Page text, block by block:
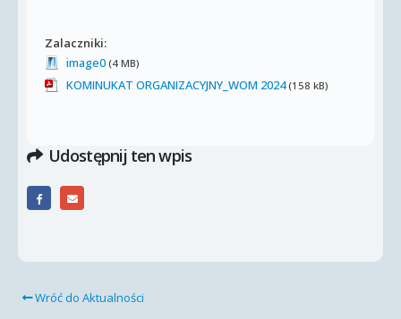
Zalaczniki:
image0 (4 MB)
KOMINUKAT ORGANIZACYJNY_WOM 2024 (158 kB)
Udostępnij ten wpis
Wróć do Aktualności